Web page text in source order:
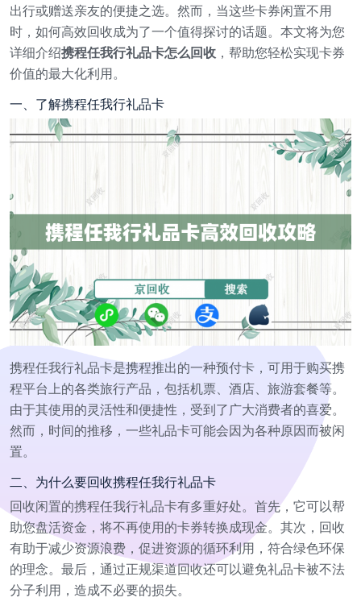
出行或赠送亲友的便捷之选。然而，当这些卡券闲置不用
时，如何高效回收成为了一个值得探讨的话题。本文将为您
详细介绍携程任我行礼品卡怎么回收，帮助您轻松实现卡券
价值的最大化利用。
一、了解携程任我行礼品卡
携程任我行礼品卡是携程推出的一种预付卡，可用于购买携
程平台上的各类旅行产品，包括机票、酒店、旅游套餐等。
由于其使用的灵活性和便捷性，受到了广大消费者的喜爱。
然而，时间的推移，一些礼品卡可能会因为各种原因而被闲
置。
二、为什么要回收携程任我行礼品卡
回收闲置的携程任我行礼品卡有多重好处。首先，它可以帮
助您盘活资金，将不再使用的卡券转换成现金。其次，回收
有助于减少资源浪费，促进资源的循环利用，符合绿色环保
的理念。最后，通过正规渠道回收还可以避免礼品卡被不法
分子利用，造成不必要的损失。